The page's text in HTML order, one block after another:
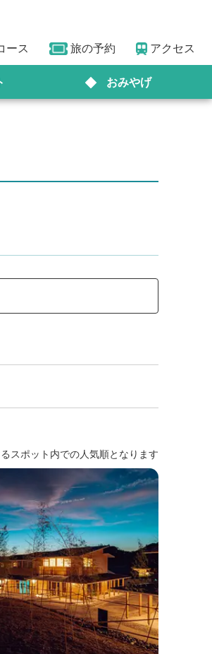
ース 旅の予約 アクセス
おみやげ
スポット内での人気順となります